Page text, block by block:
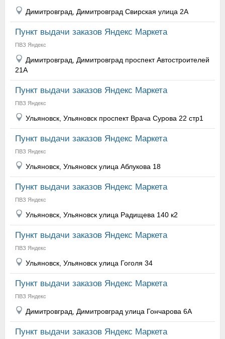
Димитровград, Димитровград Свирская улица 2А
Пункт выдачи заказов Яндекс Маркета
ПВЗ Яндекс
Димитровград, Димитровград проспект Автостроителей
21А
Пункт выдачи заказов Яндекс Маркета
ПВЗ Яндекс
Ульяновск, Ульяновск проспект Врача Сурова 22 стр1
Пункт выдачи заказов Яндекс Маркета
ПВЗ Яндекс
Ульяновск, Ульяновск улица Аблукова 18
Пункт выдачи заказов Яндекс Маркета
ПВЗ Яндекс
Ульяновск, Ульяновск улица Радищева 140 к2
Пункт выдачи заказов Яндекс Маркета
ПВЗ Яндекс
Ульяновск, Ульяновск улица Гоголя 34
Пункт выдачи заказов Яндекс Маркета
ПВЗ Яндекс
Димитровград, Димитровград улица Гончарова 6А
Пункт выдачи заказов Яндекс Маркета